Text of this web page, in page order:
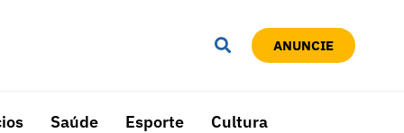
ANUNCIE
Saúde Esporte Cultura